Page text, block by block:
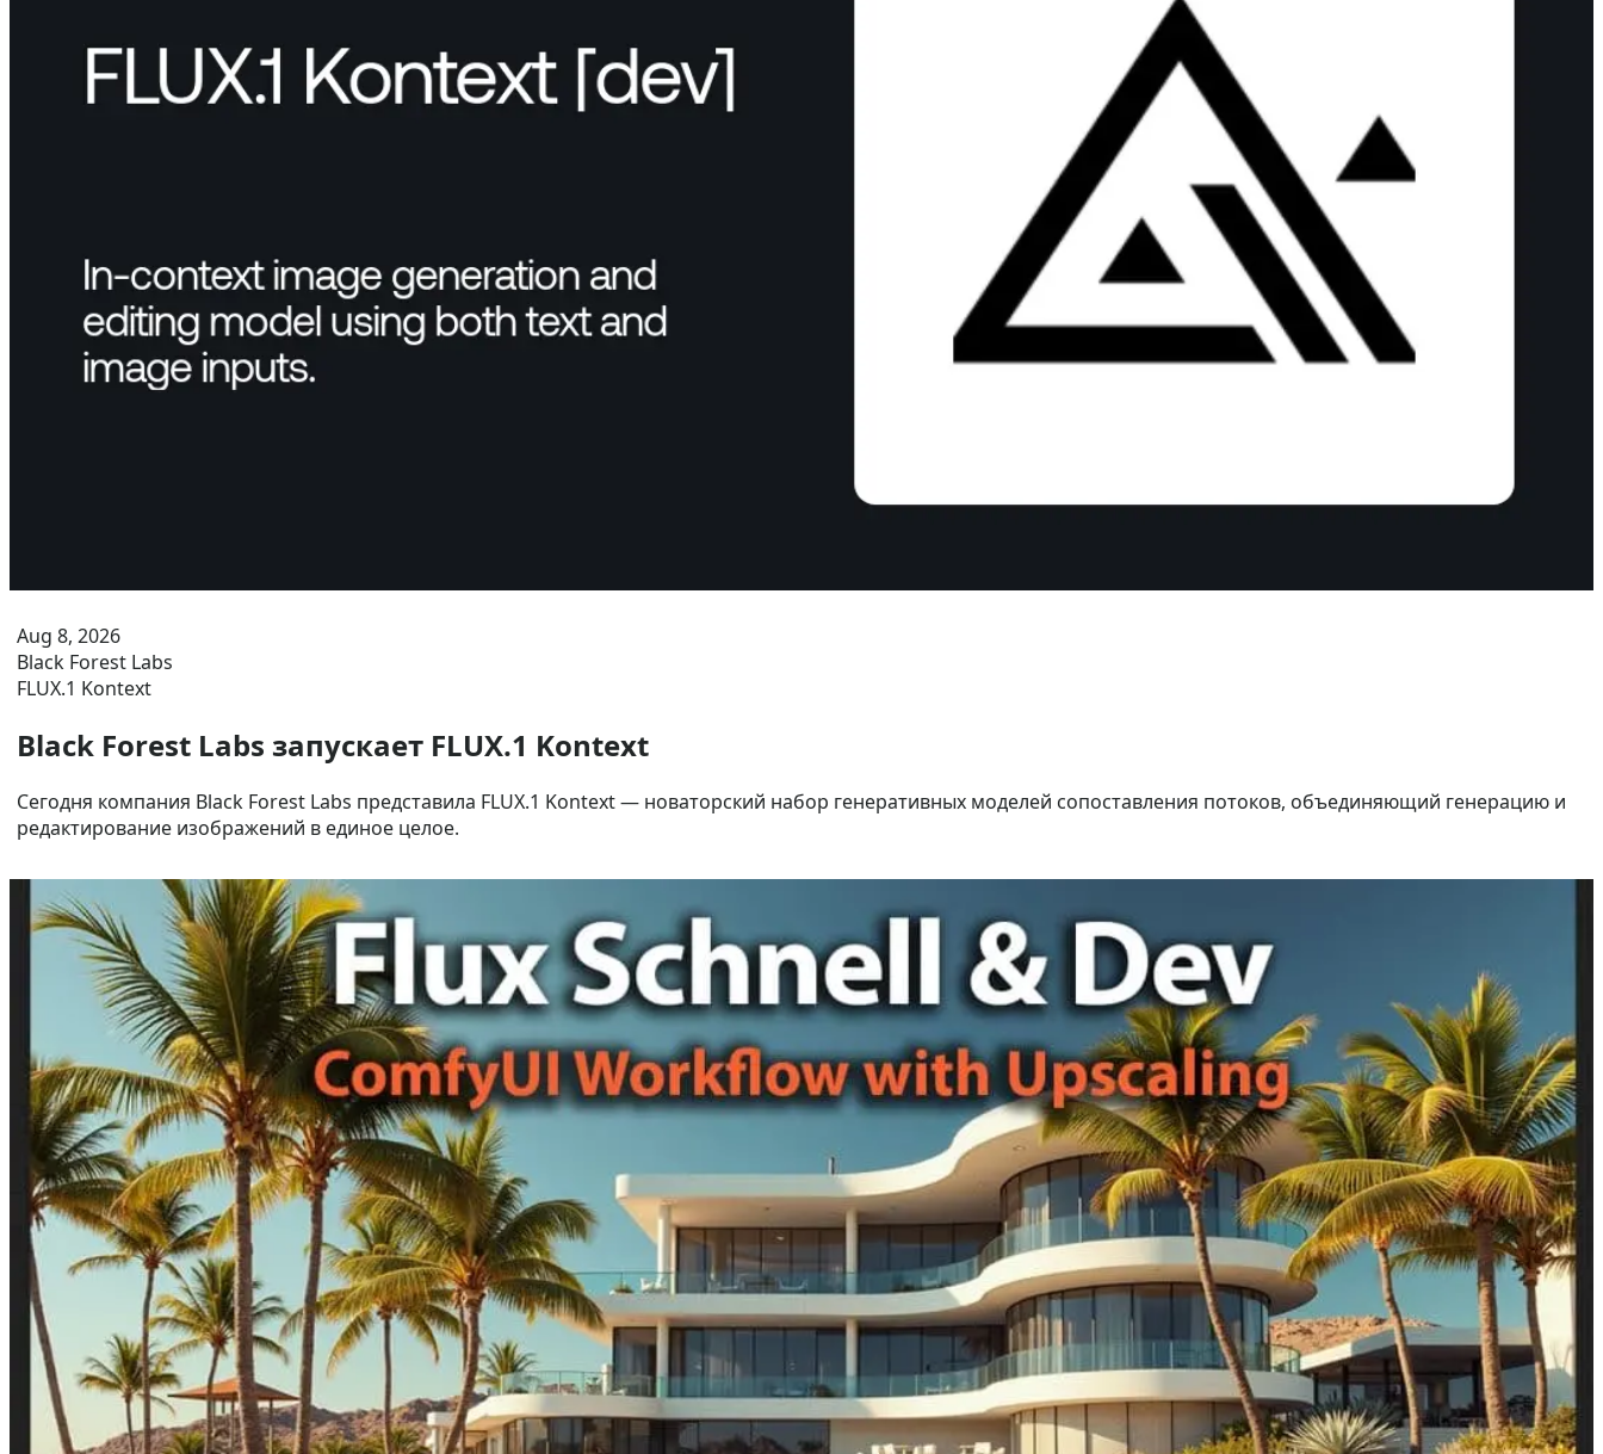
Aug 8, 2026
Black Forest Labs
FLUX.1 Kontext
Black Forest Labs запускает FLUX.1 Kontext
Сегодня компания Black Forest Labs представила FLUX.1 Kontext — новаторский набор генеративных моделей сопоставления потоков, объединяющий генерацию и
редактирование изображений в единое целое.